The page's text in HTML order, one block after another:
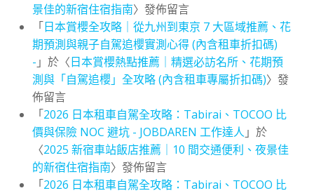
景佳的新宿住宿指南〉發佈留言
「日本賞櫻全攻略｜從九州到東京 7 大區域推薦、花
期預測與親子自駕追櫻實測心得 (內含租車折扣碼)
- 」於〈日本賞櫻熱點推薦｜精選必訪名所、花期預
測與「自駕追櫻」全攻略 (內含租車專屬折扣碼)〉發
佈留言
「2026 日本租車自駕全攻略：Tabirai、TOCOO 比
價與保險 NOC 避坑 - JOBDAREN 工作達人 」於
〈2025 新宿車站飯店推薦｜10 間交通便利、夜景佳
的新宿住宿指南〉發佈留言
「2026 日本租車自駕全攻略：Tabirai、TOCOO 比